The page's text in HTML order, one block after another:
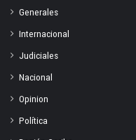
Generales
Internacional
Judiciales
Nacional
Opinion
Política